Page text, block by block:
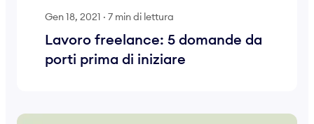
Gen 18, 2021 · 7 min di lettura
Lavoro freelance: 5 domande da
porti prima di iniziare